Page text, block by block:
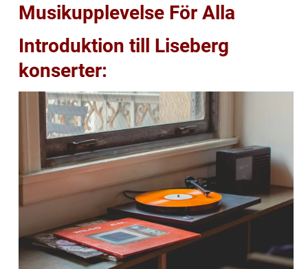
Musikupplevelse För Alla
Introduktion till Liseberg
konserter: